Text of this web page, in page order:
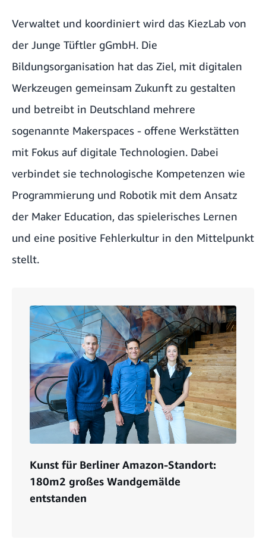
Verwaltet und koordiniert wird das KiezLab von
der Junge Tüftler gGmbH. Die
Bildungsorganisation hat das Ziel, mit digitalen
Werkzeugen gemeinsam Zukunft zu gestalten
und betreibt in Deutschland mehrere
sogenannte Makerspaces - offene Werkstätten
mit Fokus auf digitale Technologien. Dabei
verbindet sie technologische Kompetenzen wie
Programmierung und Robotik mit dem Ansatz
der Maker Education, das spielerisches Lernen
und eine positive Fehlerkultur in den Mittelpunkt
stellt.
Kunst für Berliner Amazon-Standort:
180m2 großes Wandgemälde
entstanden